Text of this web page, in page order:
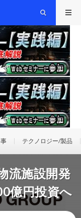
テクノロジー/製品
流施設開発
億円投資へ